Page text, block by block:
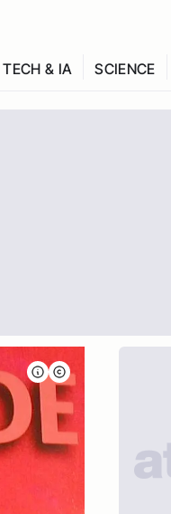
TECH & IA SCIENCE